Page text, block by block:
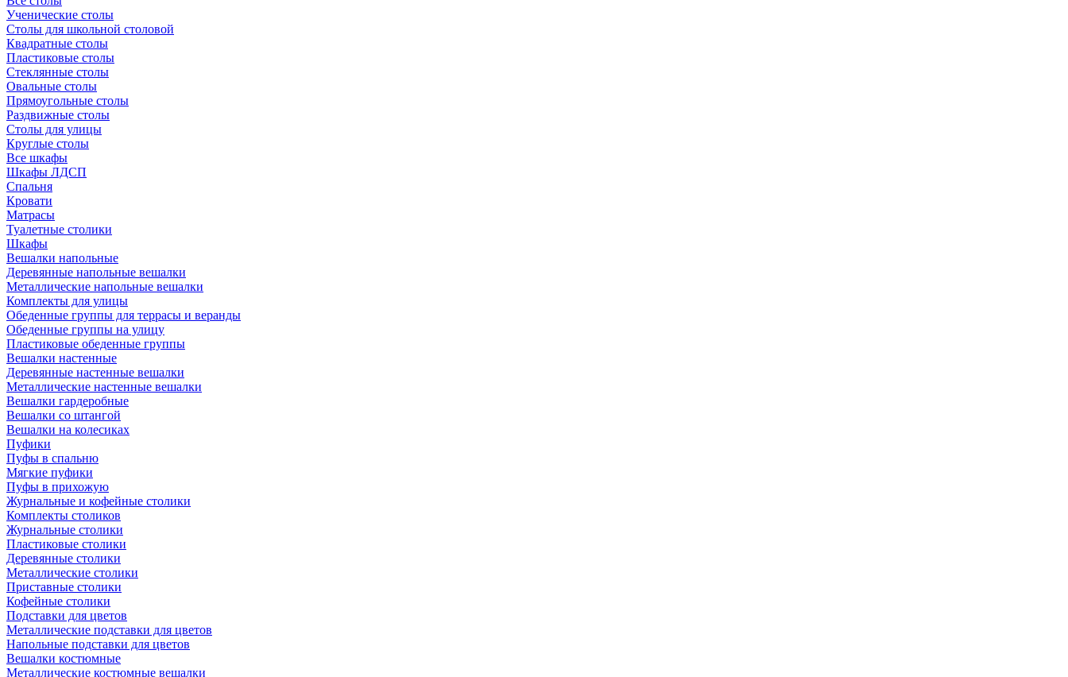
Ученические столы
Столы для школьной столовой
Квадратные столы
Пластиковые столы
Стеклянные столы
Овальные столы
Прямоугольные столы
Раздвижные столы
Столы для улицы
Круглые столы
Все шкафы
Шкафы ЛДСП
Спальня
Кровати
Матрасы
Туалетные столики
Шкафы
Вешалки напольные
Деревянные напольные вешалки
Металлические напольные вешалки
Комплекты для улицы
Обеденные группы для террасы и веранды
Обеденные группы на улицу
Пластиковые обеденные группы
Вешалки настенные
Деревянные настенные вешалки
Металлические настенные вешалки
Вешалки гардеробные
Вешалки со штангой
Вешалки на колесиках
Пуфики
Пуфы в спальню
Мягкие пуфики
Пуфы в прихожую
Журнальные и кофейные столики
Комплекты столиков
Журнальные столики
Пластиковые столики
Деревянные столики
Металлические столики
Приставные столики
Кофейные столики
Подставки для цветов
Металлические подставки для цветов
Напольные подставки для цветов
Вешалки костюмные
Металлические костюмные вешалки